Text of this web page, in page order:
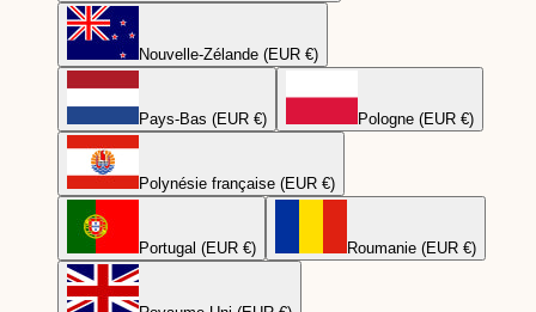
Nouvelle-Zélande (EUR €)
Pays-Bas (EUR €) Pologne (EUR €)
Polynésie française (EUR €)
Portugal (EUR €) Roumanie (EUR €)